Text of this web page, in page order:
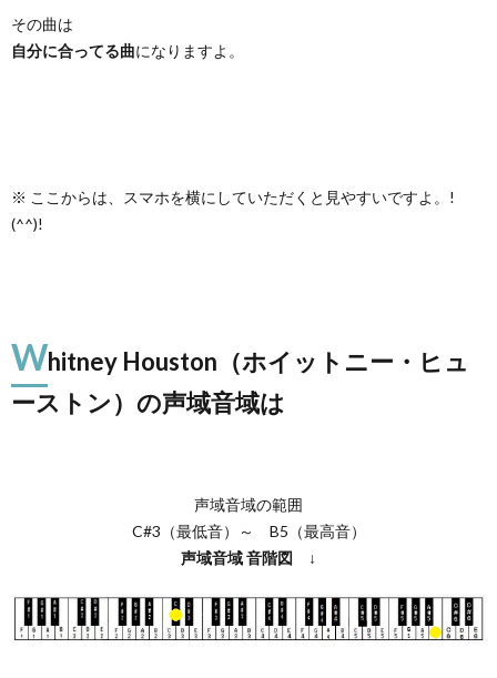
その曲は
自分に合ってる曲になりますよ。
※ ここからは、スマホを横にしていただくと見やすいですよ。!
(^^)!
Whitney Houston（ホイットニー・ヒュ
ーストン）の声域音域は
声域音域の範囲
C#3（最低音）～ B5（最高音）
声域音域音階図 ↓